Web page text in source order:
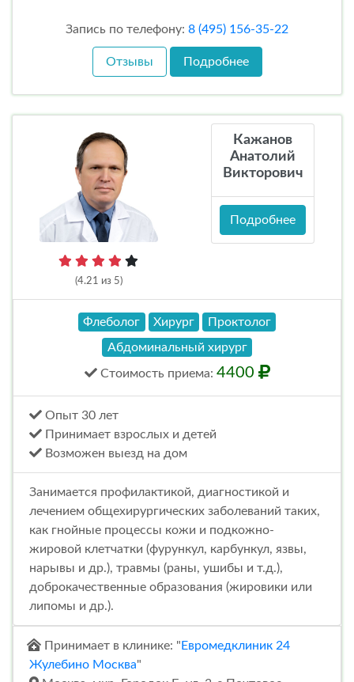
Запись по телефону: 8 (495) 156-35-22
Отзывы Подробнее
(4.21 из 5)
Кажанов
Анатолий
Викторович
Подробнее
Флеболог Хирург
Проктолог
Абдоминальный хирург
Стоимость приема: 4400
Опыт 30 лет
Принимает взрослых и детей
Возможен выезд на дом
Занимается профилактикой, диагностикой и
лечением общехирургических заболеваний таких,
как гнойные процессы кожи и подкожно-
жировой клетчатки (фурункул, карбункул, язвы,
нарывы и др.), травмы (раны, ушибы и т.д.),
доброкачественные образования (жировики или
липомы и др.).
Принимает в клинике: " Евромедклиник 24
Жулебино Москва"